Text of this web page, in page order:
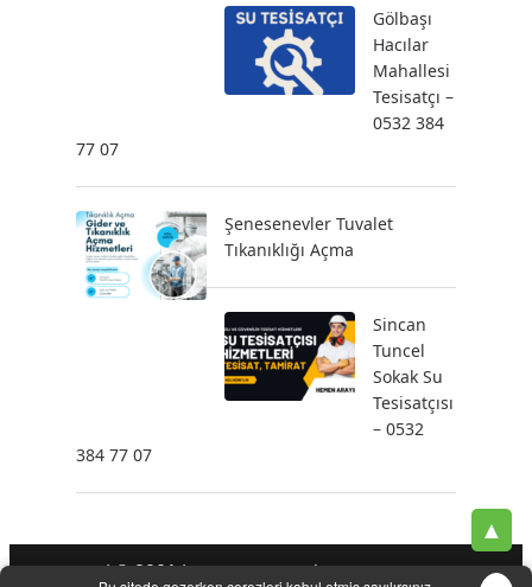
Gölbaşı
Hacılar
Mahallesi
Tesisatçı –
0532 384
77 07
Şenesenevler Tuvalet
Tıkanıklığı Açma
Sincan
Tuncel
Sokak Su
Tesisatçısı
– 0532
384 77 07
▲
| © 2021 |- - - Klozet